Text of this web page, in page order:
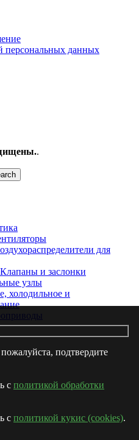
персональных данных
.
для
Клапаны и заслонки
узлы
холодильное и
подтвердите
с политикой обработки
с политикой кукис (cookies).